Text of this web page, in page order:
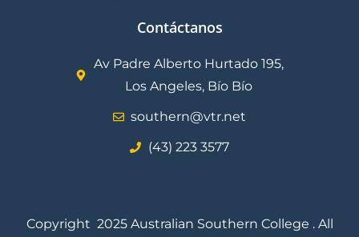
Contáctanos
Av Padre Alberto Hurtado 195,
Los Angeles, Bío Bío
southern@vtr.net
(43) 223 3577
Copyright 2025 Australian Southern College . All